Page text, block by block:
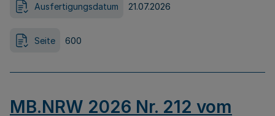
Ausfertigungsdatum 21.07.2026
Seite 600
MB.NRW 2026 Nr. 212 vom